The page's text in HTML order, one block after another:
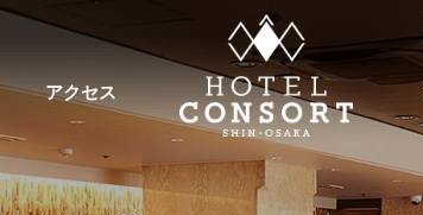
アクセス